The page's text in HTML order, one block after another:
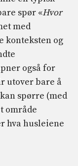
spør «Hvor
med
konteksten og
også for
utover bare å
spørre (med
område
hva husleiene